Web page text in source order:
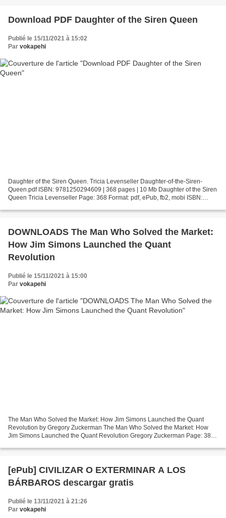
Download PDF Daughter of the Siren Queen
Publié le 15/11/2021 à 15:02
Par vokapehi
Daughter of the Siren Queen. Tricia Levenseller Daughter-of-the-Siren-
Queen.pdf ISBN: 9781250294609 | 368 pages | 10 Mb Daughter of the Siren
Queen Tricia Levenseller Page: 368 Format: pdf, ePub, fb2, mobi ISBN:
DOWNLOADS The Man Who Solved the Market:
How Jim Simons Launched the Quant
Revolution
Publié le 15/11/2021 à 15:00
Par vokapehi
The Man Who Solved the Market: How Jim Simons Launched the Quant
Revolution by Gregory Zuckerman The Man Who Solved the Market: How
Jim Simons Launched the Quant Revolution Gregory Zuckerman Page: 384
[ePub] CIVILIZAR O EXTERMINAR A LOS
BÁRBAROS descargar gratis
Publié le 13/11/2021 à 21:26
Par vokapehi